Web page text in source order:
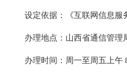
设定依据：《互联网信息服
办理地点：山西省通信管理
办理时间：周一至周五上午